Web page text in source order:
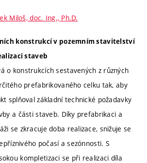
Miloš, doc. Ing., Ph.D.
konstrukcí v pozemním stavitelství
staveb
o konstrukcích sestavených z různých
prefabrikovaného celku tak, aby
splňoval základní technické požadavky
a části staveb. Díky prefabrikaci a
se zkracuje doba realizace, snižuje se
počasí a sezónnosti. S
kompletizaci se při realizaci díla